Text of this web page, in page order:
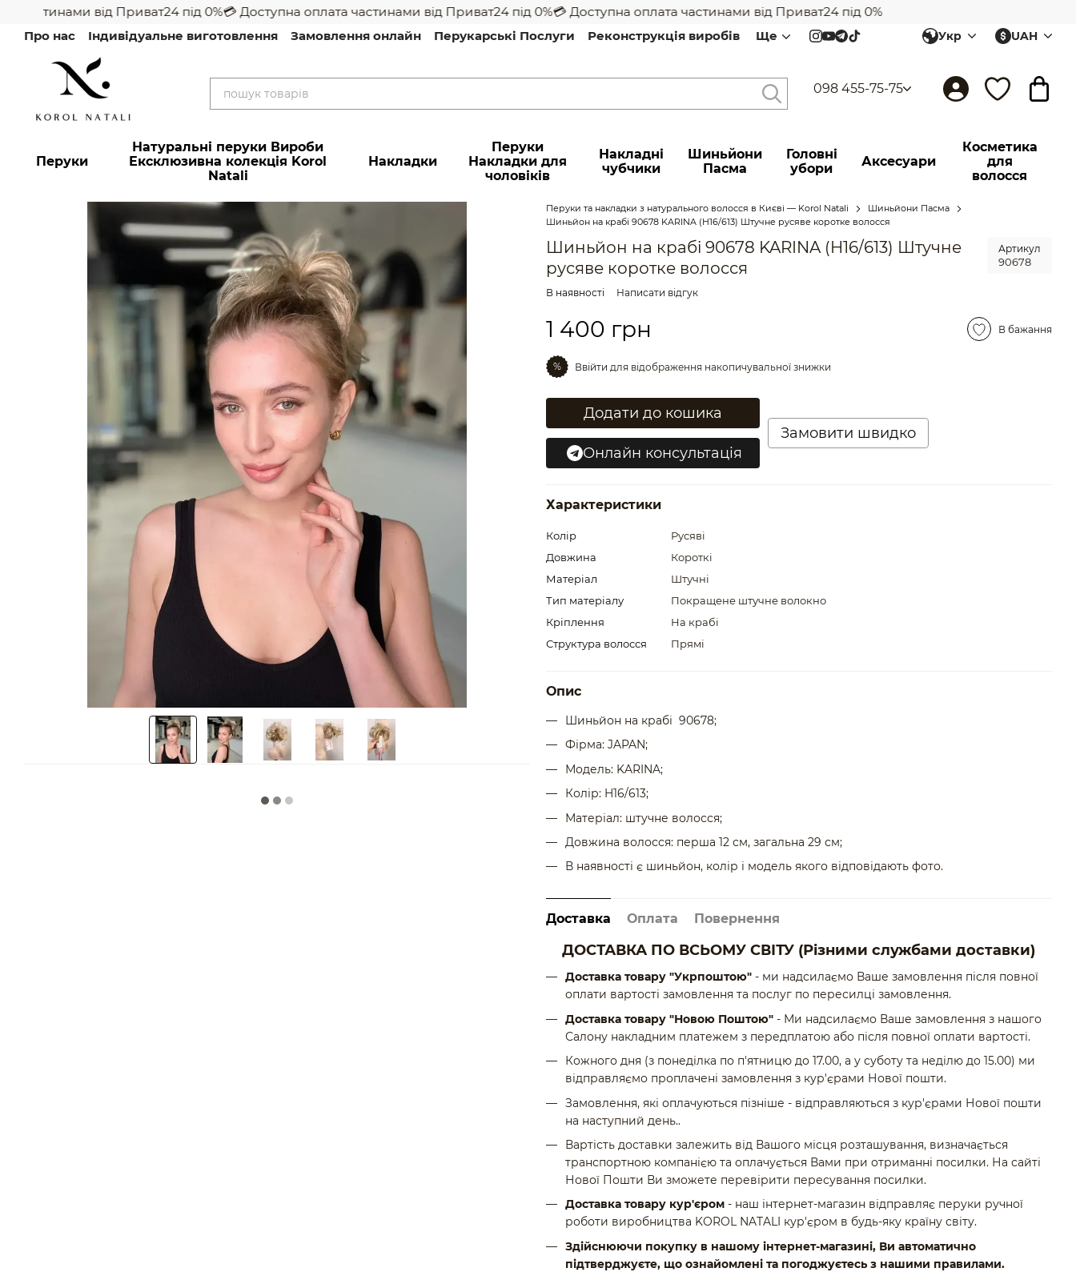
Перейти до основного контенту
від Приват24 під 0% 💳 Доступна оплата частинами від Приват24 під 0% 💳 Доступна оплата частинами від Приват24 під 0%
Про нас
Індивідуальне виготовлення Замовлення онлайн Перукарські Послуги Реконструкція виробів Ще Укр UAH
098 455-75-75
Перуки
Натуральні перуки Вироби
Ексклюзивна колекція Korol
Natali
Накладки
Перуки
Накладки для
чоловіків
Накладні
чубчики
Шиньйони
Пасма
Головні
убори
Аксесуари
Косметика
для
волосся
Перуки та накладки з натурального волосся в Києві — Korol Natali
Шиньйони Пасма
Шиньйон на крабі 90678 KARINA (H16/613) Штучне русяве коротке волосся
Шиньйон на крабі 90678 KARINA (H16/613) Штучне
русяве коротке волосся
Артикул
90678
В наявності Написати відгук
1 400 грн В бажання
% Ввійти для відображення накопичувальної знижки
Додати до кошика
Онлайн консультація
Замовити швидко
Характеристики
Колір
Русяві
Довжина
Короткі
Матеріал
Штучні
Тип матеріалу
Покращене штучне волокно
Кріплення
На крабі
Структура волосся
Прямі
Опис
Шиньйон на крабі 90678;
Фірма: JAPAN;
Модель: KARINA;
Колір: H16/613;
Матеріал: штучне волосся;
Довжина волосся: перша 12 см, загальна 29 см;
В наявності є шиньйон, колір і модель якого відповідають фото.
Доставка Оплата Повернення
ДОСТАВКА ПО ВСЬОМУ СВІТУ (Різними службами доставки)
Доставка товару "Укрпоштою" - ми надсилаємо Ваше замовлення після повної
оплати вартості замовлення та послуг по пересилці замовлення.
Доставка товару "Новою Поштою" - Ми надсилаємо Ваше замовлення з нашого
Салону накладним платежем з передплатою або після повної оплати вартості.
Кожного дня (з понеділка по п'ятницю до 17.00, а у суботу та неділю до 15.00) ми
відправляємо проплачені замовлення з кур'єрами Нової пошти.
Замовлення, які оплачуються пізніше - відправляються з кур'єрами Нової пошти
на наступний день..
Вартість доставки залежить від Вашого місця розташування, визначається
транспортною компанією та оплачується Вами при отриманні посилки. На сайті
Нової Пошти Ви зможете перевірити пересування посилки.
Доставка товару кур'єром - наш інтернет-магазин відправляє перуки ручної
роботи виробництва KOROL NATALI кур'єром в будь-яку країну світу.
Здійснюючи покупку в нашому інтернет-магазині, Ви автоматично
підтверджуєте, що ознайомлені та погоджуєтесь з нашими правилами.